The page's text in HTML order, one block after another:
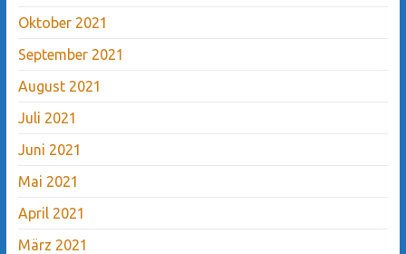
Oktober 2021
September 2021
August 2021
Juli 2021
Juni 2021
Mai 2021
April 2021
März 2021